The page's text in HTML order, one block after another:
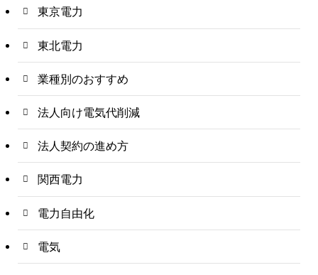
東京電力
東北電力
業種別のおすすめ
法人向け電気代削減
法人契約の進め方
関西電力
電力自由化
電気